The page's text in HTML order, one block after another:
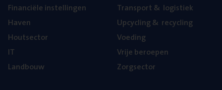
Finan­ci­ë­le instellingen
Haven
Hout­sec­tor
IT
Land­bouw
Trans­port& logistiek
Upcy­cling& recycling
Voe­ding
Vrije beroe­pen
Zorg­sec­tor